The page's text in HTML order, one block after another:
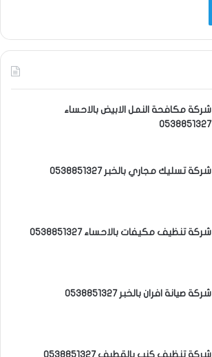
شركة مكافحة النمل الابيض بالاحساء
0538851327
شركة تسليك مجاري بالخبر 0538851327
شركة تنظيف مكيفات بالاحساء 0538851327
شركة صيانة افران بالخبر 0538851327
شركة تنظيف كنب بالقطيف 0538851327